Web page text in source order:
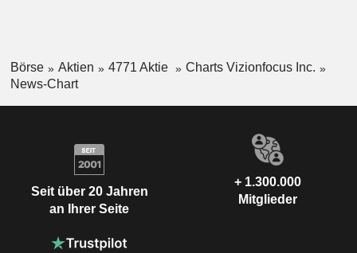
Börse Aktien 4771 Aktie
Charts Vizionfocus Inc.
News-Chart
Seit über 20 Jahren
an Ihrer Seite
+ 1.300.000
Mitglieder